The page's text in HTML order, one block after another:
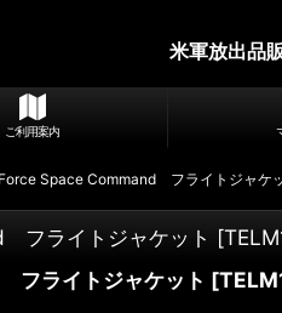
米軍放出品
ご利用案内
Space Command フライトジャケ
ライトジャケット [
ライトジャケット [